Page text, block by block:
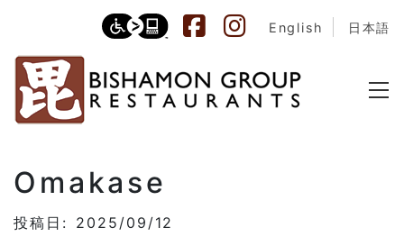
English 日本語
Omakase
投稿日: 2025/09/12